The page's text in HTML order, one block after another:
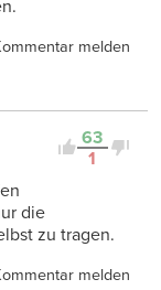
melden
63
1
die
zu tragen.
melden